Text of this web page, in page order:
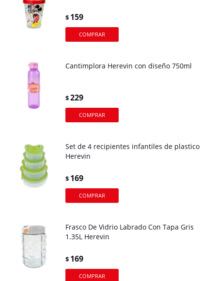
$ 159
Cantimplora Herevin con diseño 750ml
$229
Set de 4 recipientes infantiles de plastico
Herevin
$ 169
Frasco De Vidrio Labrado Con Tapa Gris
1.35L Herevin
$ 169